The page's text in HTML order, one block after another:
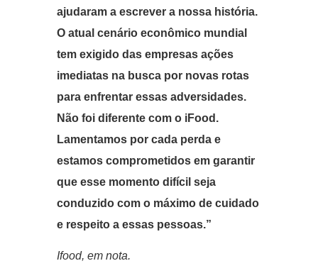
ajudaram a escrever a nossa história.
O atual cenário econômico mundial
tem exigido das empresas ações
imediatas na busca por novas rotas
para enfrentar essas adversidades.
Não foi diferente com o iFood.
Lamentamos por cada perda e
estamos comprometidos em garantir
que esse momento difícil seja
conduzido com o máximo de cuidado
e respeito a essas pessoas.”
Ifood, em nota.